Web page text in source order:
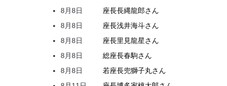
8月8日
座長長縄龍郎さん
8月8日
座長浅井海斗さん
8月8日
座長里見龍星さん
8月8日
総座長春駒さん
8月8日
若座長兜獅子丸さん